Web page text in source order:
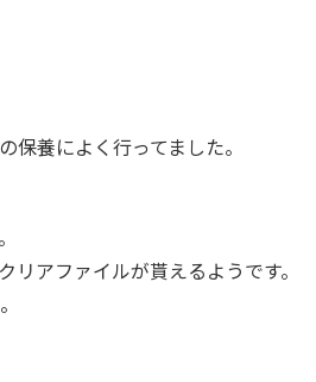
養によく行ってました。
アファイルが貰えるようです。